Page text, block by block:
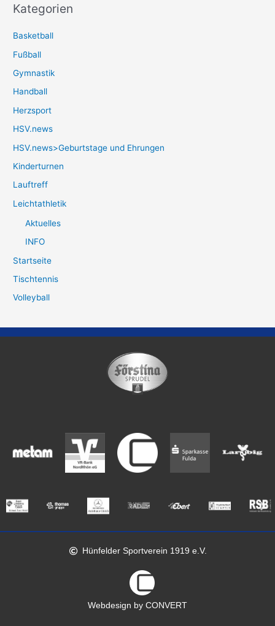
Kategorien
Basketball
Fußball
Gymnastik
Handball
Herzsport
HSV.news
HSV.news>Geburtstage und Ehrungen
Kinderturnen
Lauftreff
Leichtathletik
Aktuelles
INFO
Startseite
Tischtennis
Volleyball
Hünfelder Sportverein 1919 e.V.
Webdesign by CONVERT